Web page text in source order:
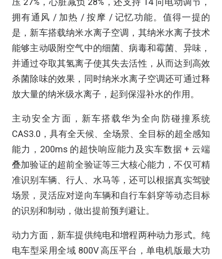
拥有通风 / 加热 / 按摩 / 记忆功能。值得一提的
是，新车搭载纳米水离子空调，其纳米水离子技术
能够主动吸附空气中的细菌、病毒和霉菌、异味，
并通过夺取其氢离子使其失去活性，从而达到高效
杀菌除味的效果，同时纳米水离子空调还可通过释
放大量的纳米级水离子，起到保湿补水的作用。
主动安全方面，新车搭载华为全向防碰撞系统
CAS3.0，具有全天候、全场景、全目标的超全感知
能力，200ms 的超快响应能力及实车数据 + 云端
叠加验证的超前全验证等三大核心能力，不仅可精
准识别车辆、行人、水马等，还可以根据真实驾驶
场景，灵活应对逆向车辆和自行车斜穿等动态目标
的识别和制动，做出提前预判避让。
动力方面，新车提供纯电和增程两种动力形式。纯
电车型采用全域 800V 高压平台，单电机版最大功